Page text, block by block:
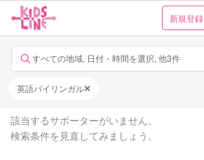
新規登録
すべての地域, 日付・時間を選択, 他3件
英語バイリンガル
該当するサポーターがいません。
検索条件を見直してみましょう。